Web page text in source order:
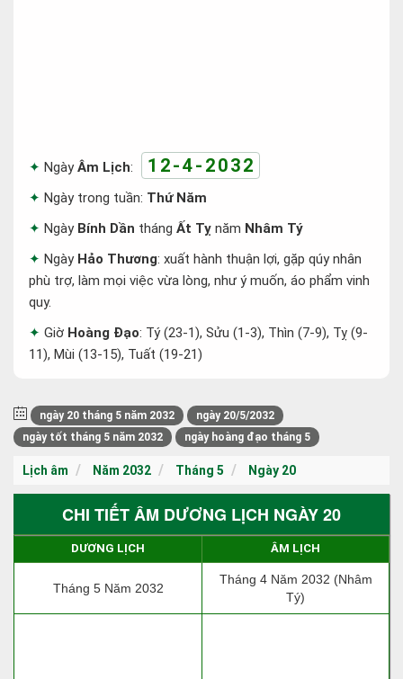
NgàyÂm Lịch: 12-4-2032
Ngày trong tuần: Thứ Năm
Ngày Bính Dần tháng Ất Tỵ năm Nhâm Tý
Ngày Hảo Thương: xuất hành thuận lợi, gặp qúy nhân
phù trợ, làm mọi việc vừa lòng, như ý muốn, áo phẩm vinh
quy.
Giờ Hoàng Đạo: Tý (23-1), Sửu (1-3), Thìn (7-9), Tỵ (9-
11), Mùi (13-15), Tuất (19-21)
ngày 20 tháng 5 năm 2032
ngày 20/5/2032
ngày tốt tháng 5 năm 2032
ngày hoàng đạo tháng 5
Lịch âm Năm 2032 Tháng 5 Ngày 20
CHI TIẾT ÂM DƯƠNG LỊCH NGÀY 20
DƯƠNG LỊCH ÂM LỊCH
Tháng 5 Năm 2032
Tháng 4 Năm 2032 (Nhâm
Tý)